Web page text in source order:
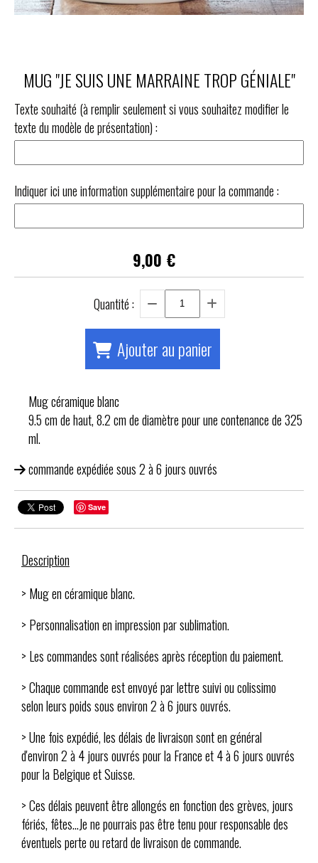
MUG "JE SUIS UNE MARRAINE TROP GÉNIALE"
Texte souhaité (à remplir seulement si vous souhaitez modifier le
texte du modèle de présentation) :
Indiquer ici une information supplémentaire pour la commande :
9,00 €
Quantité :
Ajouter au panier
Mug céramique blanc
9.5 cm de haut, 8.2 cm de diamètre pour une contenance de 325
ml.
commande expédiée sous 2 à 6 jours ouvrés
Save
Description
> Mug en céramique blanc.
> Personnalisation en impression par sublimation.
> Les commandes sont réalisées après réception du paiement.
> Chaque commande est envoyé par lettre suivi ou colissimo
selon leurs poids sous environ 2 à 6 jours ouvrés.
> Une fois expédié, les délais de livraison sont en général
d'environ 2 à 4 jours ouvrés pour la France et 4 à 6 jours ouvrés
pour la Belgique et Suisse.
> Ces délais peuvent être allongés en fonction des grèves, jours
fériés, fêtes...Je ne pourrais pas être tenu pour responsable des
éventuels perte ou retard de livraison de commande.